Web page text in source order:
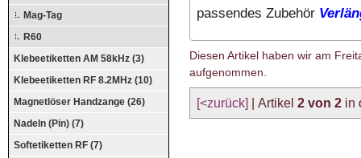
Mag-Tag
R60
Klebeetiketten AM 58kHz (3)
Klebeetiketten RF 8.2MHz (10)
Magnetlöser Handzange (26)
Nadeln (Pin) (7)
Softetiketten RF (7)
passendes Zubehör
Diesen Artikel haben wir am
aufgenommen.
[<zurück] | Artikel 2 von 2 in